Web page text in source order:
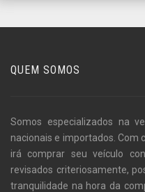
QUEM SOMOS
Somos especializados na
nacionais e importados. Com
irá comprar seu veículo
revisados criteriosamente,
tranquilidade na hora da